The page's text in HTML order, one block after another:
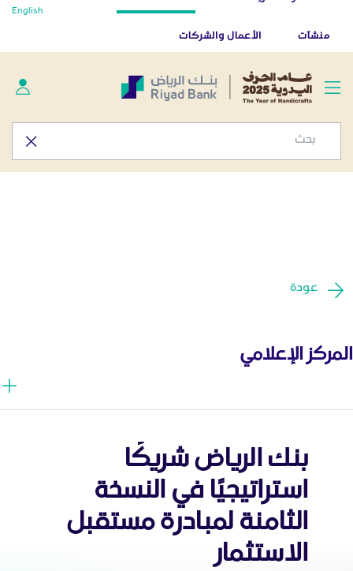
أخبار صحفية - المركز الإعلامي
تطبيق بنك الرياض
منشآت الأعمال والشركات
English
عودة
المركز الإعلامي
بنك الرياض شريكًا
استراتيجيًا في النسخة
الثامنة لمبادرة مستقبل
الاستثمار